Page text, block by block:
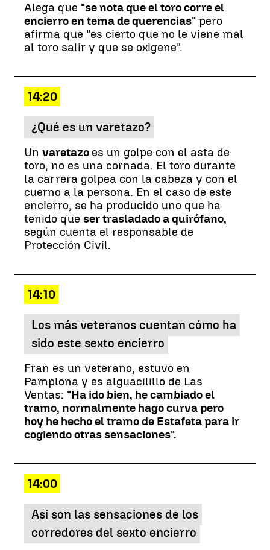
Alega que "se nota que el toro corre el
encierro en tema de querencias" pero
afirma que "es cierto que no le viene mal
al toro salir y que se oxigene".
14:20
¿Qué es un varetazo?
Un varetazo es un golpe con el asta de
toro, no es una cornada. El toro durante
la carrera golpea con la cabeza y con el
cuerno a la persona. En el caso de este
encierro, se ha producido uno que ha
tenido que ser trasladado a quirófano,
según cuenta el responsable de
Protección Civil.
14:10
Los más veteranos cuentan cómo ha
sido este sexto encierro
Fran es un veterano, estuvo en
Pamplona y es alguacilillo de Las
Ventas: "Ha ido bien, he cambiado el
tramo, normalmente hago curva pero
hoy he hecho el tramo de Estafeta para ir
cogiendo otras sensaciones".
14:00
Así son las sensaciones de los
corredores del sexto encierro